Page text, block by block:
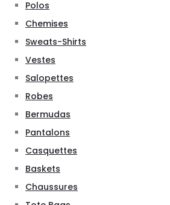
Polos
Chemises
Sweats-Shirts
Vestes
Salopettes
Robes
Bermudas
Pantalons
Casquettes
Baskets
Chaussures